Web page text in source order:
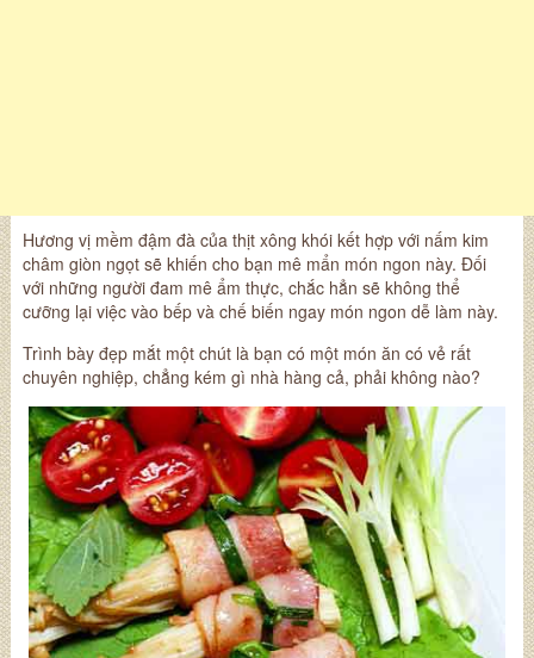
Hương vị mềm đậm đà của thịt xông khói kết hợp với nấm kim
châm giòn ngọt sẽ khiến cho bạn mê mẩn món ngon này. Đối
với những người đam mê ẩm thực, chắc hẳn sẽ không thể
cưỡng lại việc vào bếp và chế biến ngay món ngon dễ làm này.
Trình bày đẹp mắt một chút là bạn có một món ăn có vẻ rất
chuyên nghiệp, chẳng kém gì nhà hàng cả, phải không nào?